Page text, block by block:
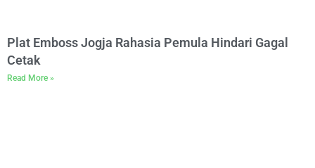
Plat Emboss Jogja Rahasia Pemula Hindari Gagal
Cetak
Read More »